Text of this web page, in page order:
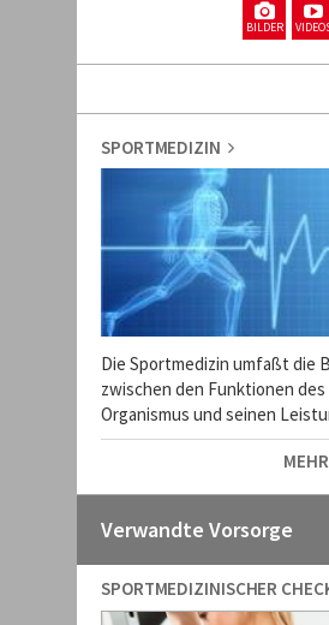
BILDER
SPORTMEDIZIN
Die Sportmedizin umfaßt die
zwischen den Funktionen
Organismus und seinen
Verwandte Vorsorge
SPORTMEDIZINISCHER